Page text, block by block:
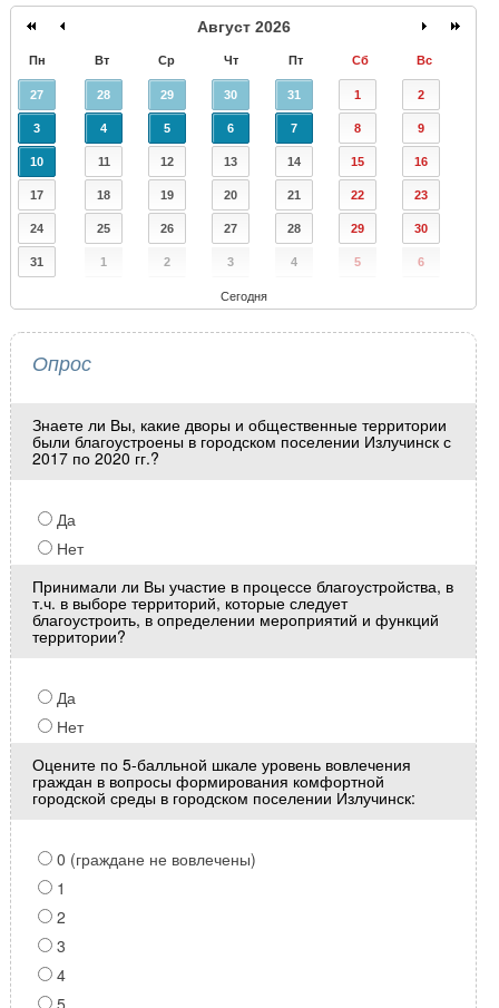
Август 2026
Пн Вт Ср Чт Пт Сб Вс
27 28 29 30 31 1 2
3 4 5 6 7 8 9
10 11 12 13 14 15 16
17 18 19 20 21 22 23
24 25 26 27 28 29 30
31 1 2 3 4 5 6
Сегодня
Опрос
Знаете ли Вы, какие дворы и общественные территории
были благоустроены в городском поселении Излучинск с
2017 по 2020 гг.?
Да
Нет
Принимали ли Вы участие в процессе благоустройства, в
т.ч. в выборе территорий, которые следует
благоустроить, в определении мероприятий и функций
территории?
Да
Нет
Оцените по 5-балльной шкале уровень вовлечения
граждан в вопросы формирования комфортной
городской среды в городском поселении Излучинск:
0 (граждане не вовлечены)
1
2
3
4